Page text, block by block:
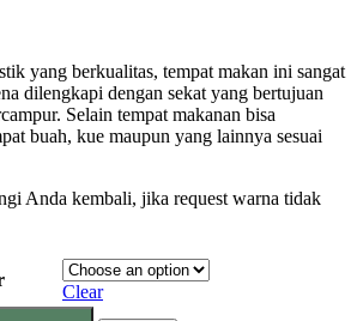
yang berkualitas, tempat makan ini sangat
dilengkapi dengan sekat yang bertujuan
Selain tempat makanan bisa
buah, kue maupun yang lainnya sesuai
Anda kembali, jika request warna tidak
Clear
quantity